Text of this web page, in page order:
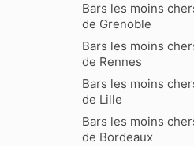
Bars les moins
de Grenoble
Bars les moins
de Rennes
Bars les moins
de Lille
Bars les moins
de Bordeaux